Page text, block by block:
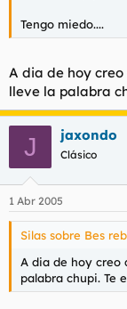
Tengo miedo....
A dia de hoy creo
lleve la palabra
J jaxondo
Clásico
1 Abr 2005
Silas sobre Bes
A dia de hoy creo
palabra chupi. Te